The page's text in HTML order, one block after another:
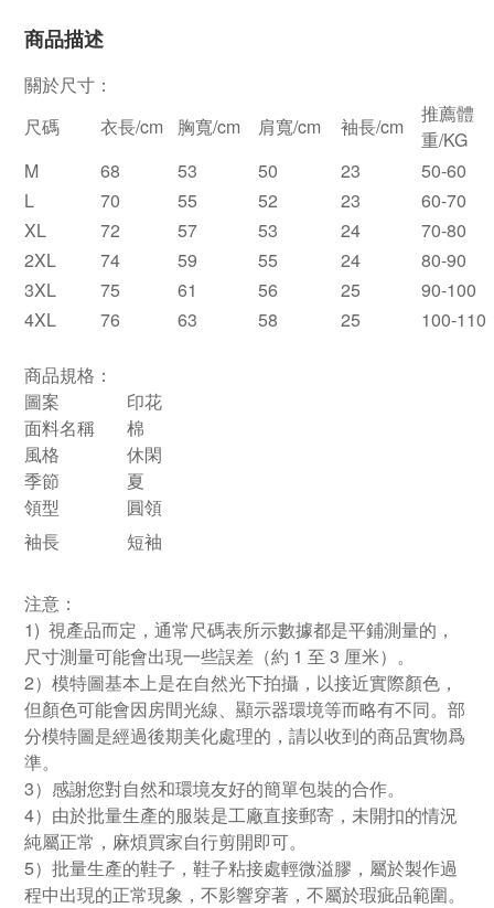
商品描述
關於尺寸：
尺碼
衣長/cm 胸寬/cm 肩寬/cm 袖長/cm
推薦體
重/KG
M
68 53 50 23
50-60
L
70 55 52 23
60-70
XL
72 57 53 24
70-80
2XL
74 59 55 24
80-90
3XL
75 61 56 25
90-100
4XL
76 63 58 25 100-110
商品規格：
圖案
印花
面料名稱
棉
風格
休閑
季節
夏
領型
圓領
袖長
短袖
注意：
1) 視產品而定，通常尺碼表所示數據都是平鋪測量的，
尺寸測量可能會出現一些誤差（約 1 至 3 厘米）。
2）模特圖基本上是在自然光下拍攝，以接近實際顏色，
但顏色可能會因房間光線、顯示器環境等而略有不同。部
分模特圖是經過後期美化處理的，請以收到的商品實物爲
準。
3）感謝您對自然和環境友好的簡單包裝的合作。
4）由於批量生產的服裝是工廠直接郵寄，未開扣的情況
純屬正常，麻煩買家自行剪開即可。
5）批量生產的鞋子，鞋子粘接處輕微溢膠，屬於製作過
程中出現的正常現象，不影響穿著，不屬於瑕疵品範圍。